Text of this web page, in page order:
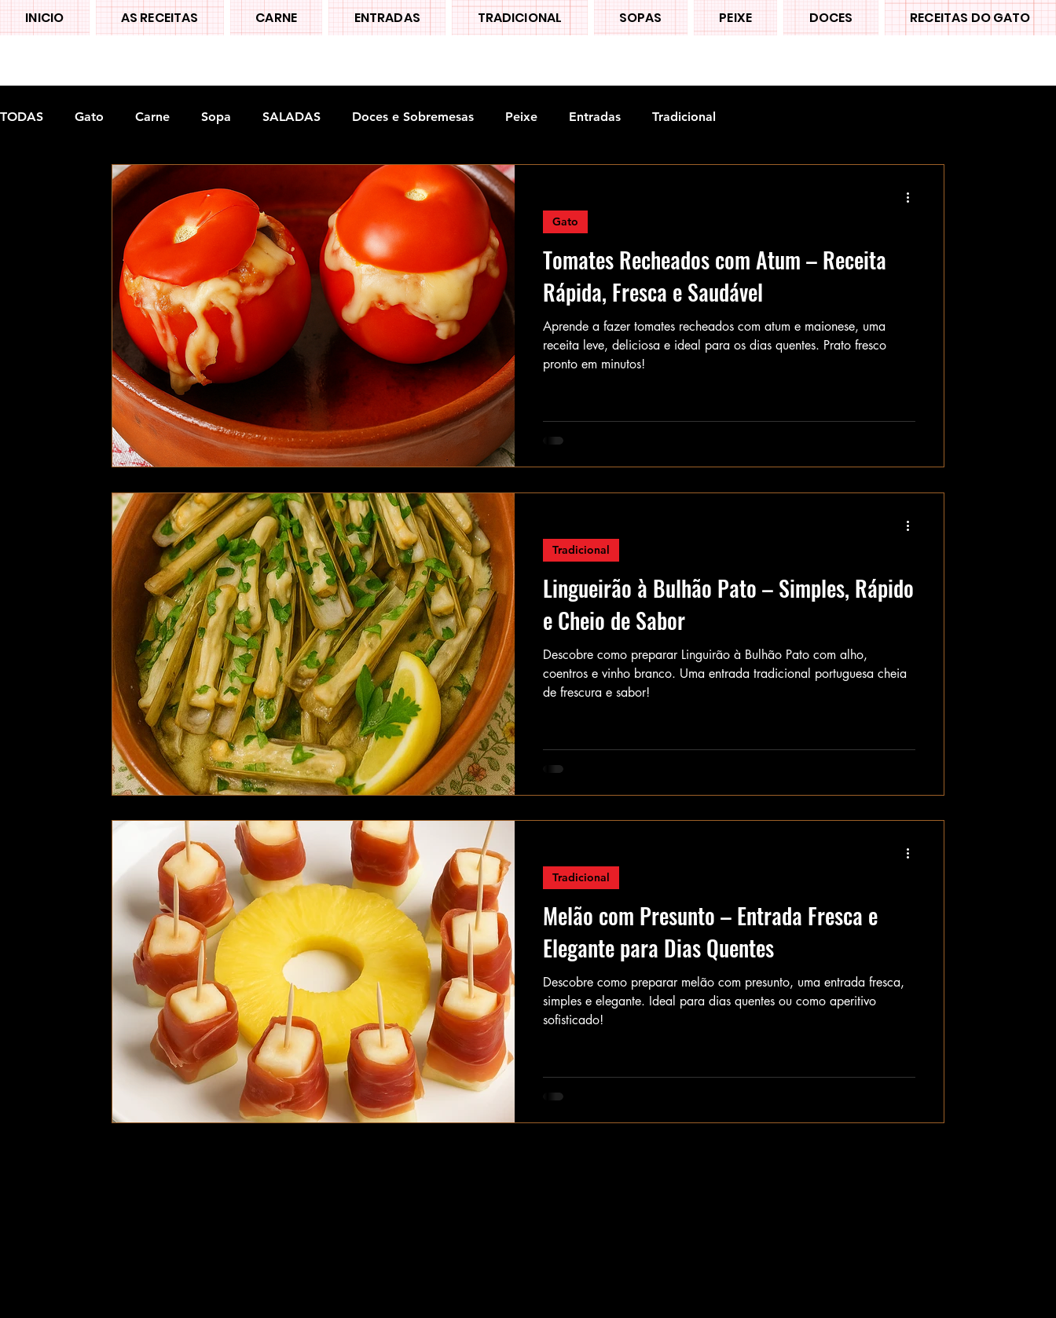
INICIO AS RECEITAS CARNE ENTRADAS TRADICIONAL SOPAS PEIXE DOCES RECEITAS DO GATO
TODAS Gato Carne Sopa SALADAS Doces e Sobremesas Peixe Entradas Tradicional
Doces tradiconais
Tomates Recheados com Atum – Receita
Rápida, Fresca e Saudável
Aprende a fazer tomates recheados com atum e maionese, uma
receita leve, deliciosa e ideal para os dias quentes. Prato fresco
pronto em minutos!
Gato
Lingueirão à Bulhão Pato – Simples, Rápido
e Cheio de Sabor
Descobre como preparar Linguirão à Bulhão Pato com alho,
coentros e vinho branco. Uma entrada tradicional portuguesa cheia
de frescura e sabor!
Tradicional
Melão com Presunto – Entrada Fresca e
Elegante para Dias Quentes
Descobre como preparar melão com presunto, uma entrada fresca,
simples e elegante. Ideal para dias quentes ou como aperitivo
sofisticado!
Tradicional